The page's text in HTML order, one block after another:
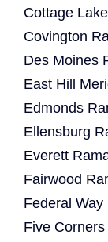
Cottage
Covington
Des Moines
East Hill
Edmonds
Ellensburg
Everett
Fairwood
Federal Way
Five